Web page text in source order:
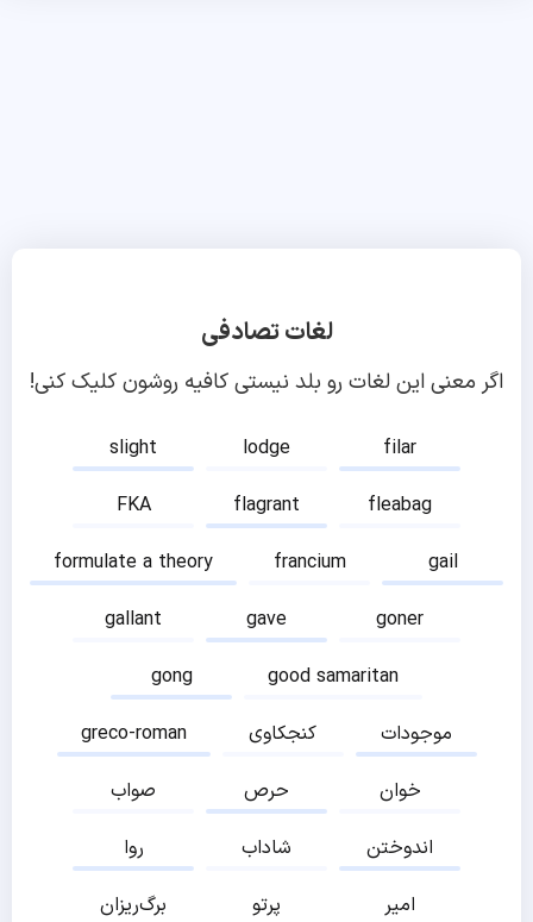
لغات تصادفی
اگر معنی این لغات رو بلد نیستی کافیه روشون کلیک کنی!
slight lodge
filar
FKA
flagrant
fleabag
formulate a theory
francium
gail
gallant
gave
goner
gong
good samaritan
greco-roman
کنجکاوی
موجودات
صواب
حرص
خوان
روا
شاداب
اندوختن
برگ‌ریزان
پرتو
امیر